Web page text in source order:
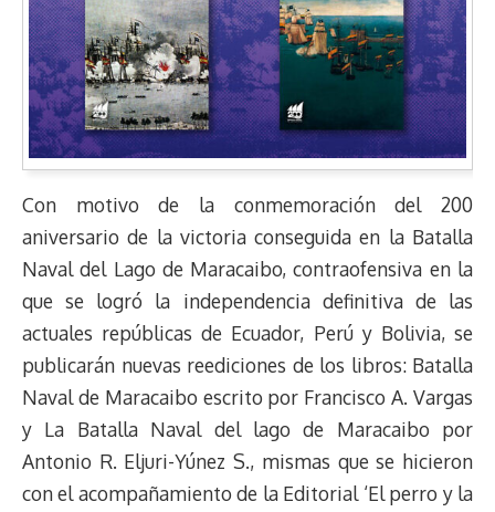
Con motivo de la conmemoración del 200
aniversario de la victoria conseguida en la Batalla
Naval del Lago de Maracaibo, contraofensiva en la
que se logró la independencia definitiva de las
actuales repúblicas de Ecuador, Perú y Bolivia, se
publicarán nuevas reediciones de los libros: Batalla
Naval de Maracaibo escrito por Francisco A. Vargas
y La Batalla Naval del lago de Maracaibo por
Antonio R. Eljuri-Yúnez S., mismas que se hicieron
con el acompañamiento de la Editorial ‘El perro y la